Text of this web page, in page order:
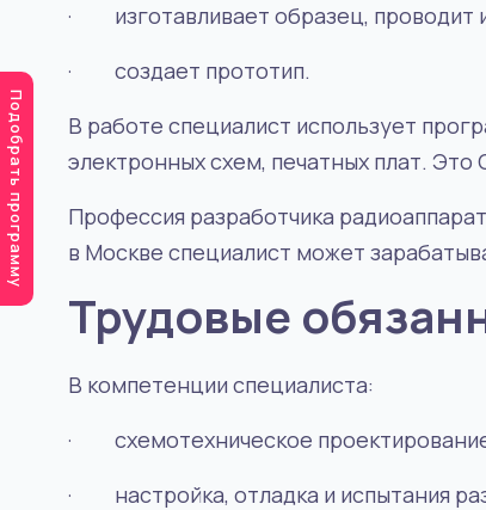
·
изготавливает образец, проводит
·
создает прототип.
В работе специалист использует
электронных схем, печатных плат. Это
Профессия разработчика
в Москве специалист может
Трудовые
В компетенции специалиста:
·
схемотехническое
·
настройка, отладка и испытания
Подобрать программу